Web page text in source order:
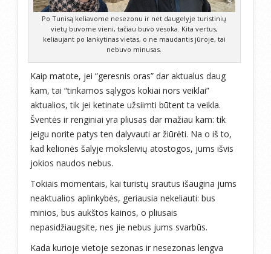
Po Tunisą keliavome nesezonu ir net daugelyje turistinių
vietų buvome vieni, tačiau buvo vėsoka. Kita vertus,
keliaujant po lankytinas vietas, o ne maudantis jūroje, tai
nebuvo minusas.
Kaip matote, jei “geresnis oras” dar aktualus daug
kam, tai “tinkamos sąlygos kokiai nors veiklai”
aktualios, tik jei ketinate užsiimti būtent ta veikla.
Šventės ir renginiai yra pliusas dar mažiau kam: tik
jeigu norite patys ten dalyvauti ar žiūrėti. Na o iš to,
kad kelionės šalyje moksleivių atostogos, jums išvis
jokios naudos nebus.
Tokiais momentais, kai turistų srautus išaugina jums
neaktualios aplinkybės, geriausia nekeliauti: bus
minios, bus aukštos kainos, o pliusais
nepasidžiaugsite, nes jie nebus jums svarbūs.
Kada kurioje vietoje sezonas ir nesezonas lengva